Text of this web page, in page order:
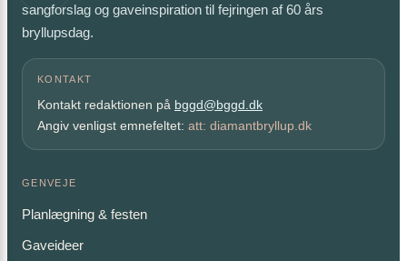
sangforslag og gaveinspiration til fejringen af 60 års
bryllupsdag.
KONTAKT
Kontakt redaktionen på bggd@bggd.dk
Angiv venligst emnefeltet: att: diamantbryllup.dk
GENVEJE
Planlægning & festen
Gaveideer